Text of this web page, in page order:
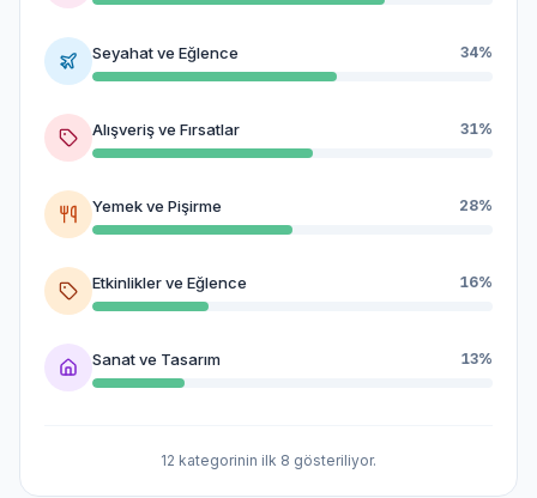
Seyahat ve Eğlence 34%
Alışveriş ve Fırsatlar 31%
Yemek ve Pişirme 28%
Etkinlikler ve Eğlence 16%
Sanat ve Tasarım 13%
12 kategorinin ilk 8 gösteriliyor.